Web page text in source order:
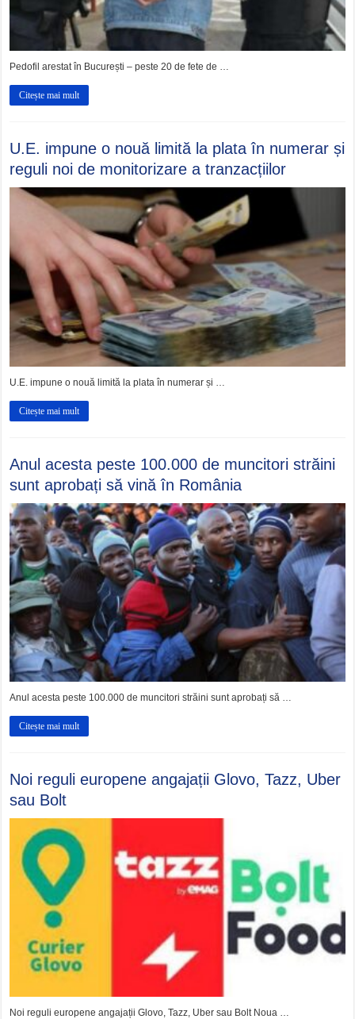
Pedofil arestat în București – peste 20 de fete de …
Citește mai mult
U.E. impune o nouă limită la plata în numerar și
reguli noi de monitorizare a tranzacțiilor
U.E. impune o nouă limită la plata în numerar și …
Citește mai mult
Anul acesta peste 100.000 de muncitori străini
sunt aprobați să vină în România
Anul acesta peste 100.000 de muncitori străini sunt aprobați să …
Citește mai mult
Noi reguli europene angajații Glovo, Tazz, Uber
sau Bolt
Noi reguli europene angajații Glovo, Tazz, Uber sau Bolt Noua …